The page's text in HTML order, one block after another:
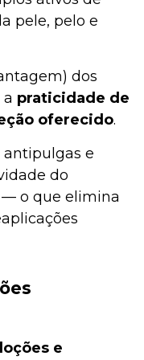
pele, pelo e
dos
praticidade de
oferecido.
antipulgas e
do
o que elimina
e